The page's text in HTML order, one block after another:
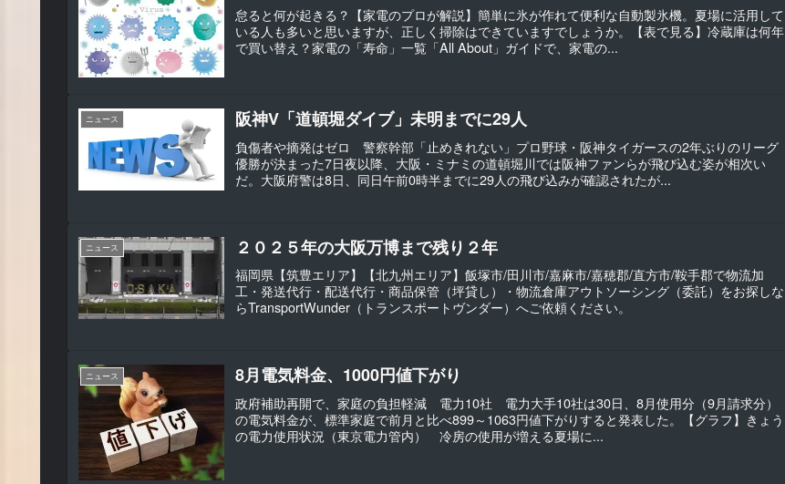
怠ると何が起きる？【家電のプロが解説】簡単に氷が作れて便利な自動製氷機。夏場に活用して
いる人も多いと思いますが、正しく掃除はできていますでしょうか。【表で見る】冷蔵庫は何年
で買い替え？家電の「寿命」一覧「All About」ガイドで、家電の...
ニュース 阪神V「道頓堀ダイブ」未明までに29人
負傷者や摘発はゼロ 警察幹部「止めきれない」プロ野球・阪神タイガースの2年ぶりのリーグ
優勝が決まった7日夜以降、大阪・ミナミの道頓堀川では阪神ファンらが飛び込む姿が相次い
だ。大阪府警は8日、同日午前0時半までに29人の飛び込みが確認されたが...
ニュース ２０２５年の大阪万博まで残り２年
福岡県【筑豊エリア】【北九州エリア】飯塚市/田川市/嘉麻市/嘉穂郡/直方市/鞍手郡で物流加
工・発送代行・配送代行・商品保管（坪貸し）・物流倉庫アウトソーシング（委託）をお探しな
らTransportWunder（トランスポートヴンダー）へご依頼ください。
ニュース 8月電気料金、1000円値下がり
政府補助再開で、家庭の負担軽減 電力10社 電力大手10社は30日、8月使用分（9月請求分）
の電気料金が、標準家庭で前月と比べ899～1063円値下がりすると発表した。【グラフ】きょう
の電力使用状況（東京電力管内） 冷房の使用が増える夏場に...